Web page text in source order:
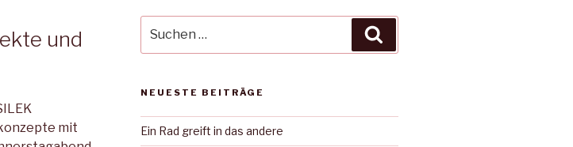
und
mit
nach:
NEUESTE BEITRÄGE
Ein Rad greift in das andere